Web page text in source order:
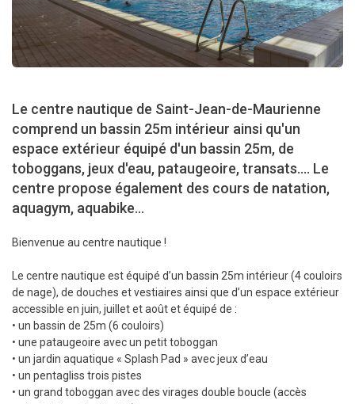
Le centre nautique de Saint-Jean-de-Maurienne
comprend un bassin 25m intérieur ainsi qu'un
espace extérieur équipé d'un bassin 25m, de
toboggans, jeux d'eau, pataugeoire, transats.... Le
centre propose également des cours de natation,
aquagym, aquabike…
Bienvenue au centre nautique !
Le centre nautique est équipé d’un bassin 25m intérieur (4 couloirs
de nage), de douches et vestiaires ainsi que d’un espace extérieur
accessible en juin, juillet et août et équipé de :
• un bassin de 25m (6 couloirs)
• une pataugeoire avec un petit toboggan
• un jardin aquatique « Splash Pad » avec jeux d’eau
• un pentagliss trois pistes
• un grand toboggan avec des virages double boucle (accès